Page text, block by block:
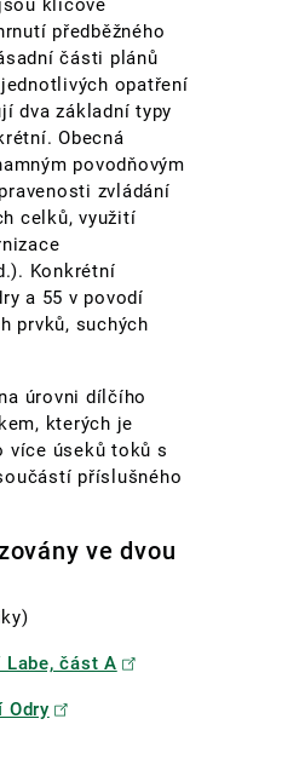
klíčové
předběžného
části plánů
opatření
dva základní typy
Obecná
povodňovým
zvládání
celků, využití
Konkrétní
a 55 v povodí
prvků, suchých
úrovni dílčího
kterých je
více úseků toků s
příslušného
ve dvou
část A
Odry